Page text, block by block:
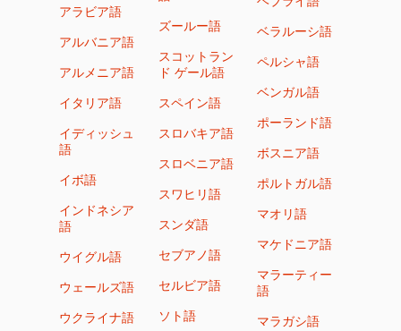
アラビア語
アルバニア語
アルメニア語
イタリア語
イディッシュ
語
イボ語
インドネシア
語
ウイグル語
ウェールズ語
ウクライナ語
ズールー語
スコットラン
ド ゲール語
スペイン語
スロバキア語
スロベニア語
スワヒリ語
スンダ語
セブアノ語
セルビア語
ソト語
ベラルーシ語
ペルシャ語
ベンガル語
ポーランド語
ボスニア語
ポルトガル語
マオリ語
マケドニア語
マラーティー
語
マラガシ語